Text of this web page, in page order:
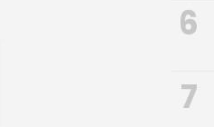
6
7